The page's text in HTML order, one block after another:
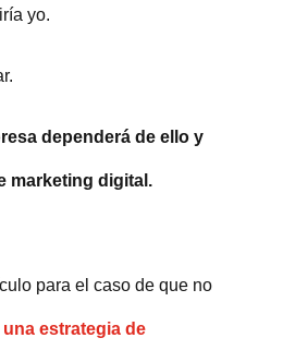
yo.
dependerá de ello y
marketing digital.
para el caso de que no
estrategia de